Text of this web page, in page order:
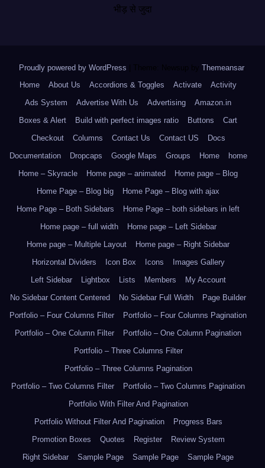
भीड़ से जुदा
Proudly powered by WordPress Theme: Newsup by Themeansar.
Home
About Us Accordions & Toggles Activate
Activity
Ads System
Advertise With Us Advertising
Amazon.in
Boxes & Alert
Build with perfect images ratio Buttons
Cart
Checkout
Columns Contact Us Contact US
Docs
Documentation
Dropcaps Google Maps Groups Home
home
Home – Skyracle
Home page – animated
Home page – Blog
Home Page – Blog big
Home Page – Blog with ajax
Home Page – Both Sidebars
Home Page – both sidebars in left
Home page – full width
Home page – Left Sidebar
Home page – Multiple Layout
Home page – Right Sidebar
Horizontal Dividers
Icon Box Icons
Images Gallery
Left Sidebar
Lightbox Lists Members
My Account
No Sidebar Content Centered
No Sidebar Full Width
Page Builder
Portfolio – Four Columns Filter
Portfolio – Four Columns Pagination
Portfolio – One Column Filter
Portfolio – One Column Pagination
Portfolio – Three Columns Filter
Portfolio – Three Columns Pagination
Portfolio – Two Columns Filter
Portfolio – Two Columns Pagination
Portfolio With Filter And Pagination
Portfolio Without Filter And Pagination
Progress Bars
Promotion Boxes
Quotes Register
Review System
Right Sidebar
Sample Page Sample Page Sample Page